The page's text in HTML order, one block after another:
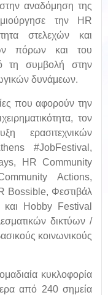
αναδόμηση της
την HR
στελεχών και
πόρων και του
τη συμβολή στην
δυνάμεων.
που αφορούν την
τον
ερασιτεχνικών
#JobFestival,
HR Community
Actions,
Bossible, Φεστιβάλ
και Hobby Festival
δικτύων /
κοινωνικούς
κυκλοφορία
από 240 σημεία